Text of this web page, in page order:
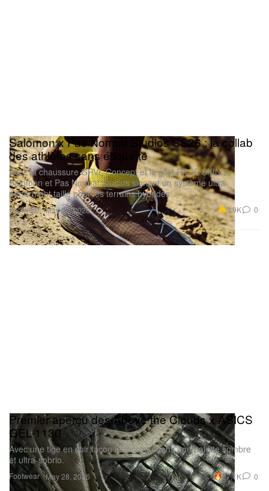
Footwear
Salomon x Pas Normal Studios SS26 : la collab
des athlètes sans étiquette
Avec la chaussure GRVL Concept et le gilet RACE SKIN 2,
Salomon et Pas Normal Studios signent un système ultra-
performant taillé pour les terrains hybrides.
May 28, 2026 3.9K 0
Footwear
Premier aperçu des Above the Clouds x ASICS
GEL-1130
Avec une tige en cuir façon intrecciato dans une palette sombre
et ultra-sobrio.
May 28, 2026 27.1K 0